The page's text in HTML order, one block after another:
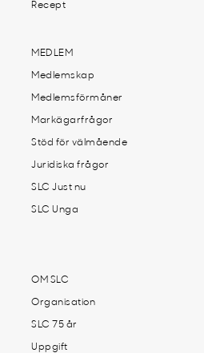
Recept
MEDLEM
Medlemskap
Medlemsförmåner
Markägarfrågor
Stöd för välmående
Juridiska frågor
SLC Just nu
SLC Unga
OM SLC
Organisation
SLC 75 år
Uppgift